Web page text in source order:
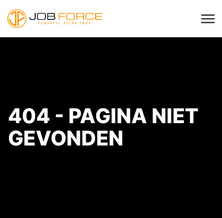
404 - PAGINA NIET
GEVONDEN